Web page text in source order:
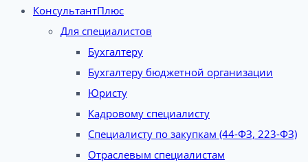
КонсультантПлюс
Для специалистов
Бухгалтеру
Бухгалтеру бюджетной организации
Юристу
Кадровому специалисту
Специалисту по закупкам (44-ФЗ, 223-ФЗ)
Отраслевым специалистам